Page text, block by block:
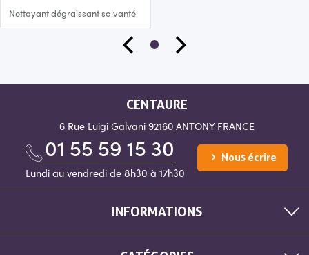
Nettoyant dégraissant solvanté
CENTAURE
6 Rue Luigi Galvani 92160 ANTONY FRANCE
01 55 59 15 30
Lundi au vendredi de 8h30 à 17h30
Nous écrire
INFORMATIONS